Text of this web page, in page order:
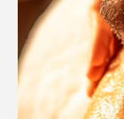
バクチオール
ハロウィン後